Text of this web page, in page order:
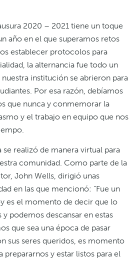
2020 – 2021 tiene un toque
año en el que superamos retos
establecer protocolos para
la alternancia fue todo un
institución se abrieron para
Por esa razón, debíamos
que nunca y conmemorar la
y el trabajo en equipo que nos
se realizó de manera virtual para
comunidad. Como parte de la
John Wells, dirigió unas
en las que mencionó: “Fue un
es el momento de decir que lo
podemos descansar en estas
que sea una época de pasar
sus seres queridos, es momento
prepararnos y estar listos para el